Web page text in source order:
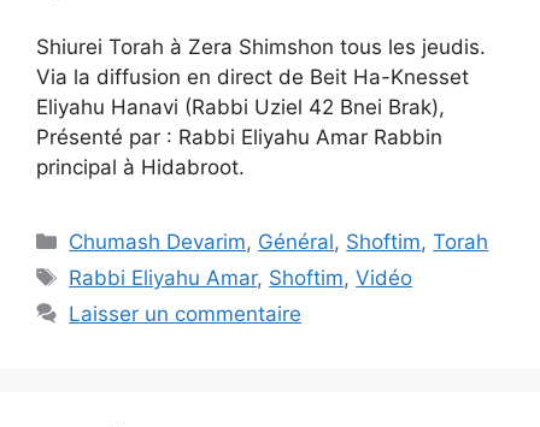
Shiurei Torah à Zera Shimshon tous les jeudis.
Via la diffusion en direct de Beit Ha-Knesset
Eliyahu Hanavi (Rabbi Uziel 42 Bnei Brak),
Présenté par : Rabbi Eliyahu Amar Rabbin
principal à Hidabroot.
Chumash Devarim, Général, Shoftim,Torah
Rabbi Eliyahu Amar, Shoftim,Vidéo
Laisser un commentaire